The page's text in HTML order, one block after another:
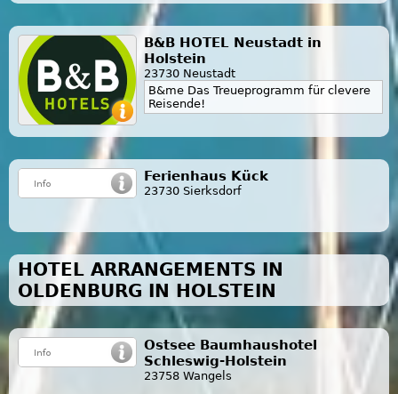
B&B HOTEL Neustadt in
Holstein
23730 Neustadt
B&me Das Treueprogramm für clevere
Reisende!
Ferienhaus Kück
23730 Sierksdorf
HOTEL ARRANGEMENTS IN
OLDENBURG IN HOLSTEIN
Ostsee Baumhaushotel
Schleswig-Holstein
23758 Wangels